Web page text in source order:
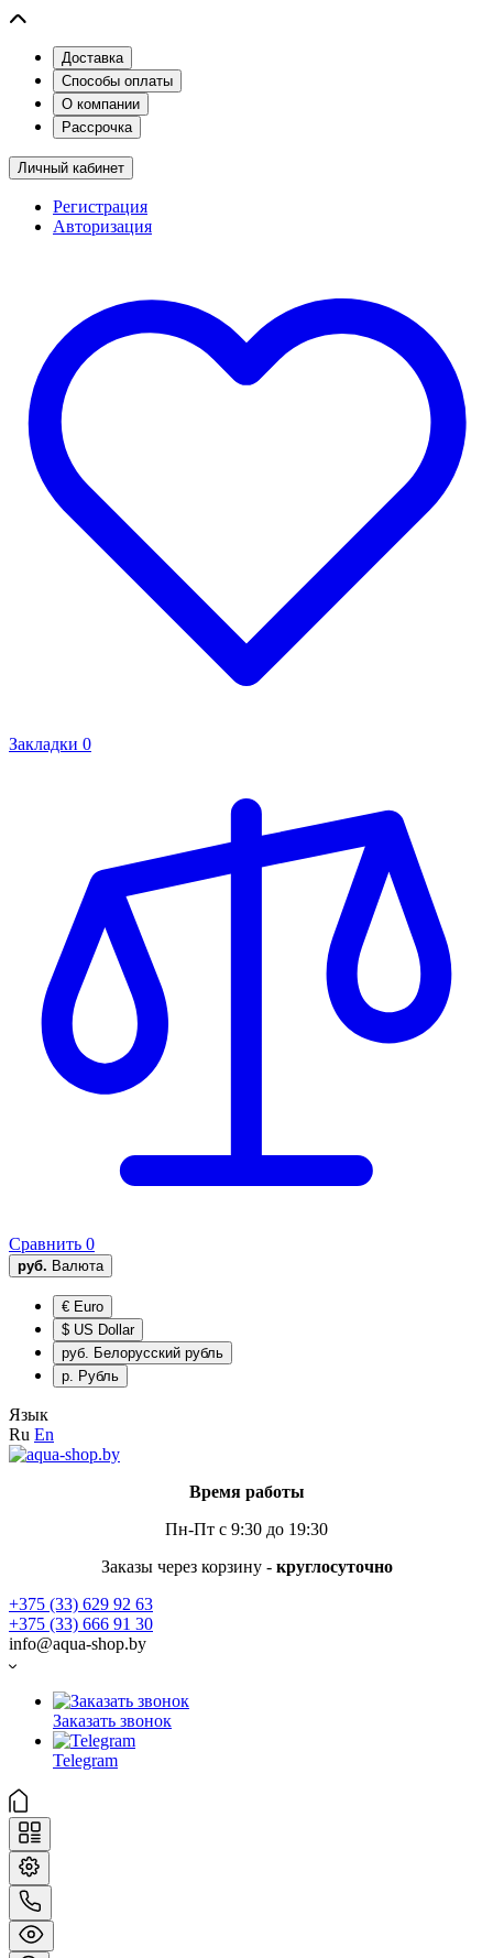
Доставка
Способы оплаты
О компании
Рассрочка
Личный кабинет
Регистрация
Авторизация
Закладки 0
Сравнить 0
руб. Валюта
€ Euro
$ US Dollar
руб. Белорусский рубль
р. Рубль
Язык
Ru En
Время работы
Пн-Пт с 9:30 до 19:30
Заказы через корзину - круглосуточно
+375 (33) 629 92 63
+375 (33) 666 91 30
info@aqua-shop.by
Заказать звонок
Telegram